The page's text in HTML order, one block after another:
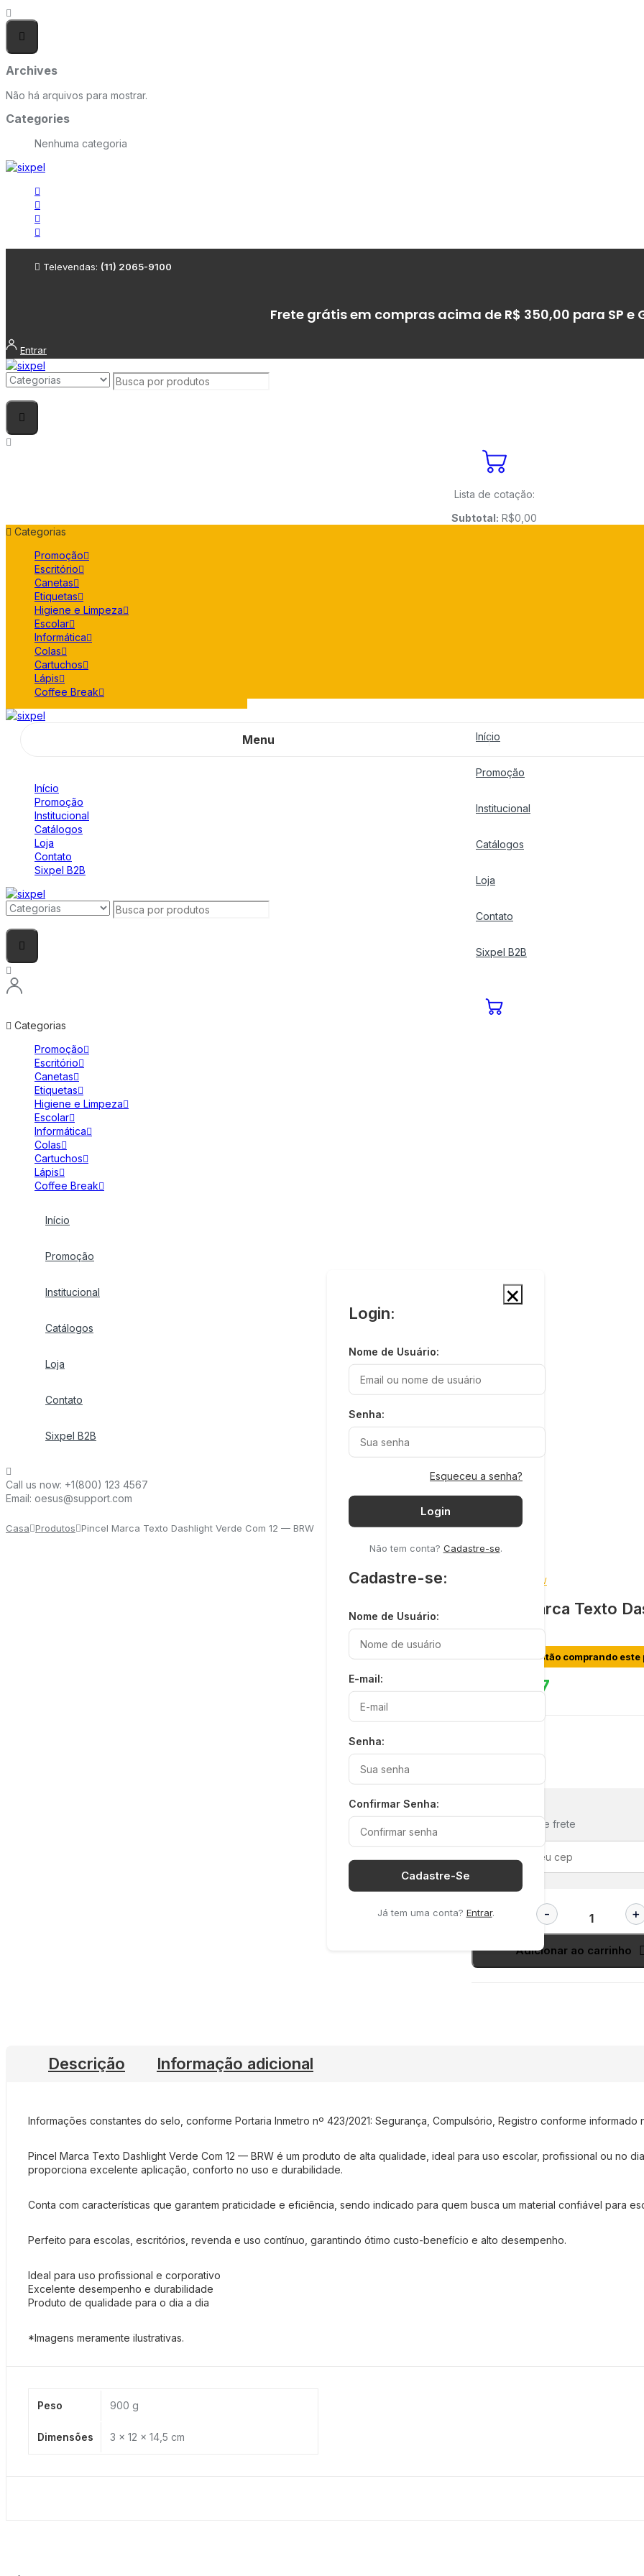
Archives
Não há arquivos para mostrar.
Categories
Nenhuma categoria
Televendas: (11) 2065-9100
Frete grátis em compras acima de R$ 350,00 para SP e
Entrar
Lista de cotação:
Subtotal: R$0,00
Categorias
Promoção
Escritório
Canetas
Etiquetas
Higiene e Limpeza
Escolar
Informática
Colas
Cartuchos
Lápis
Coffee Break
Início
Promoção
Institucional
Catálogos
Loja
Contato
Sixpel B2B
Menu
Início
Promoção
Institucional
Catálogos
Loja
Contato
Sixpel B2B
Categorias
Promoção
Escritório
Canetas
Etiquetas
Higiene e Limpeza
Escolar
Informática
Colas
Cartuchos
Lápis
Coffee Break
Início
Promoção
Institucional
Catálogos
Loja
Contato
Sixpel B2B
Call us now: +1(800) 123 4567
Email: oesus@support.com
Casa Produtos Pincel Marca Texto Dashlight Verde Com 12 — BRW
BRW
Pincel Marca Texto
16 pessoas estão comprando
11,67
Simulação de frete
Quantidade:
Adicionar ao carrinho
Descrição Informação adicional
Informações constantes do selo, conforme Portaria Inmetro nº 423/2021: Segurança, Compulsório, Registro conforme informado
Pincel Marca Texto Dashlight Verde Com 12 — BRW é um produto de alta qualidade, ideal para uso escolar, profissional ou no
proporciona excelente aplicação, conforto no uso e durabilidade.
Conta com características que garantem praticidade e eficiência, sendo indicado para quem busca um material confiável para
Perfeito para escolas, escritórios, revenda e uso contínuo, garantindo ótimo custo-benefício e alto desempenho.
Ideal para uso profissional e corporativo
Excelente desempenho e durabilidade
Produto de qualidade para o dia a dia
*Imagens meramente ilustrativas.
Peso 900 g
Dimensões 3 × 12 × 14,5 cm
×
Login:
Nome de Usuário:
Senha:
Esqueceu a senha?
Login
Não tem conta? Cadastre-se.
Cadastre-se:
Nome de Usuário:
E-mail:
Senha:
Confirmar Senha:
Cadastre-Se
Já tem uma conta? Entrar.